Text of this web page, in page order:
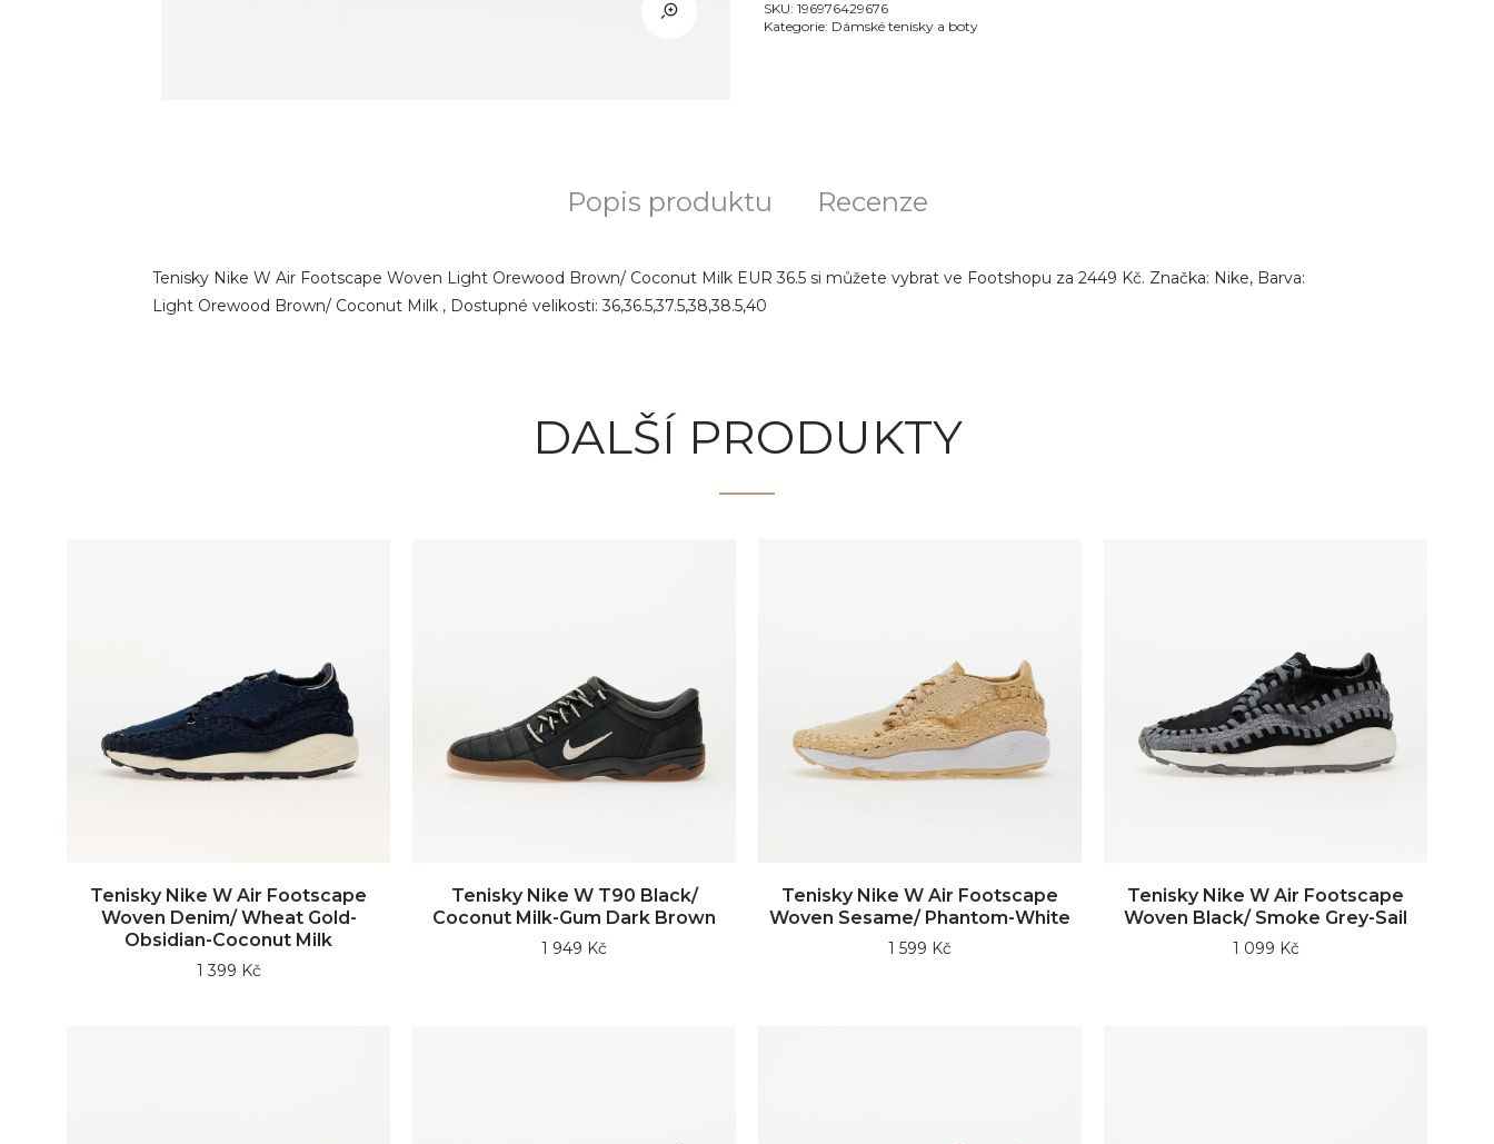
SKU: 196976429676
Kategorie: Dámské tenisky a boty
Popis produktu Recenze
Tenisky Nike W Air Footscape Woven Light Orewood Brown/ Coconut Milk EUR 36.5 si můžete vybrat ve Footshopu za 2449 Kč. Značka: Nike, Barva:
Light Orewood Brown/ Coconut Milk , Dostupné velikosti: 36,36.5,37.5,38,38.5,40
DALŠÍ PRODUKTY
Tenisky Nike W Air Footscape
Woven Denim/ Wheat Gold-
Obsidian-Coconut Milk
1 399 Kč
Tenisky Nike W T90 Black/
Coconut Milk-Gum Dark Brown
1 949 Kč
Tenisky Nike W Air Footscape
Woven Sesame/ Phantom-White
1 599 Kč
Tenisky Nike W Air Footscape
Woven Black/ Smoke Grey-Sail
1 099 Kč